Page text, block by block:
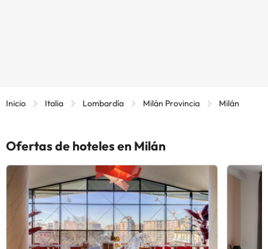
Inicio Italia Lombardía Milán Provincia Milán
Ofertas de hoteles en Milán